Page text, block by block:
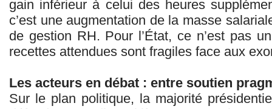
gain inférieur à celui des heures
c’est une augmentation de la masse
de gestion RH. Pour l’État, ce n’est pas
recettes attendues sont fragiles face aux
Les acteurs en débat : entre soutien
Sur le plan politique, la majorité